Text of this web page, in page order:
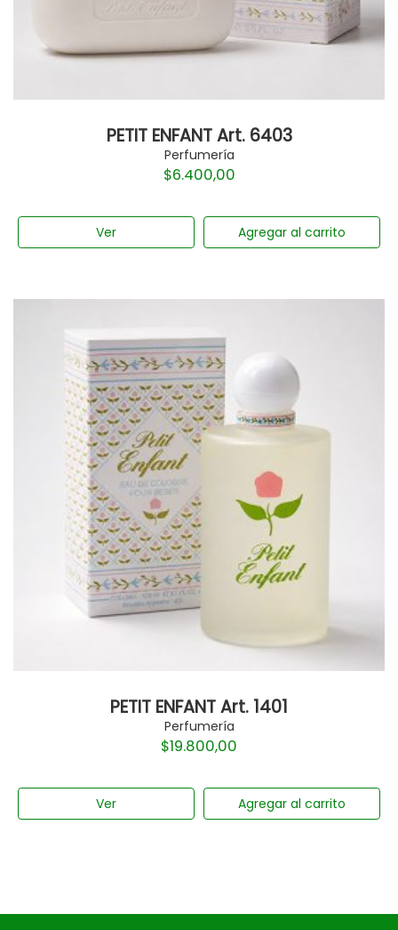
PETIT ENFANT Art. 6403
Perfumería
$6.400,00
Ver Agregar al carrito
PETIT ENFANT Art. 1401
Perfumería
$19.800,00
Ver Agregar al carrito